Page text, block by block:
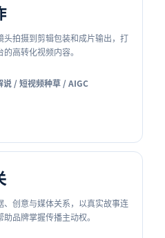
头拍摄到剪辑包装和成片输出，打
高转化视频内容。
说 / 短视频种草 / AIGC
、创意与媒体关系，以真实故事连
品牌掌握传播主动权。